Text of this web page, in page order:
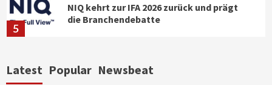
5
NIQ kehrt zur IFA 2026 zurück und prägt
die Branchendebatte
CHERRY baut Vertriebsteam in
Latest Popular Newsbeat